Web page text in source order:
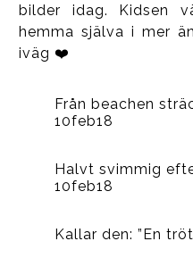
bilder idag. Kidsen
hemma själva i mer
iväg ❤️
Från beachen
10feb18
Halvt svimmig
10feb18
Kallar den: ”En